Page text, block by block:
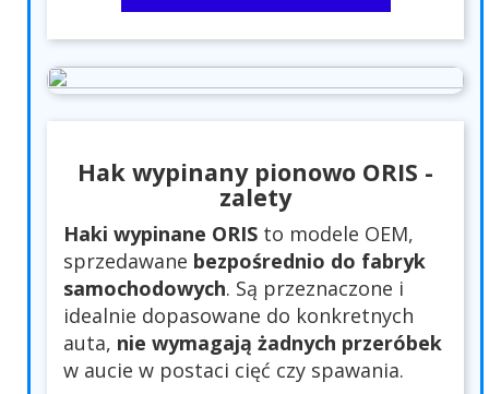
Hak wypinany pionowo ORIS -
zalety
Haki wypinane ORIS to modele OEM,
sprzedawane bezpośrednio do fabryk
samochodowych. Są przeznaczone i
idealnie dopasowane do konkretnych
auta, nie wymagają żadnych przeróbek
w aucie w postaci cięć czy spawania.